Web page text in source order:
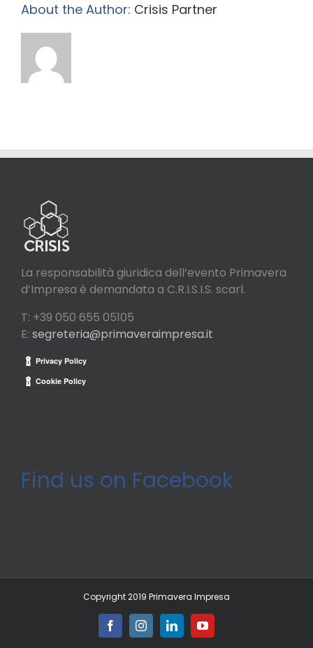
About the Author: Crisis Partner
La responsabilità giuridica dell’evento Primavera
d’Impresa è demandata a C.R.I.S.I.S. scarl.
T: +39 050 655 05105
E: segreteria@primaveraimpresa.it
Find us on Facebook
Copyright 2019 Primavera Impresa
FacebookInstagramLinkedInYouTube